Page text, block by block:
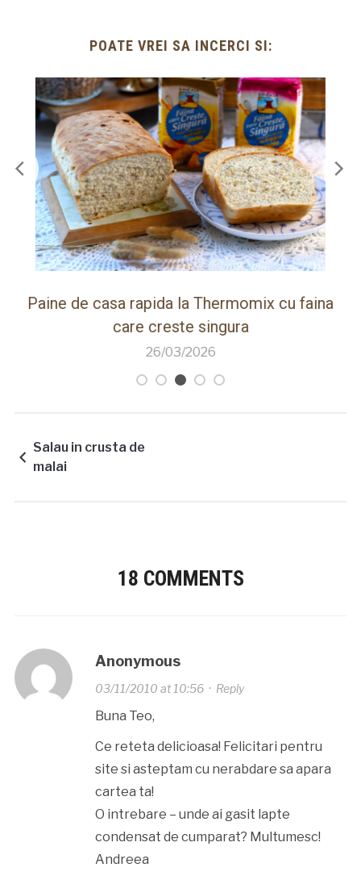
POATE VREI SA INCERCI SI:
Paine de casa rapida la Thermomix cu faina
care creste singura
26/03/2026
Salau in crusta de
malai
18 COMMENTS
Anonymous
03/11/2010 at 10:56· Reply
Buna Teo,
Ce reteta delicioasa! Felicitari pentru
site si asteptam cu nerabdare sa apara
cartea ta!
O intrebare – unde ai gasit lapte
condensat de cumparat? Multumesc!
Andreea